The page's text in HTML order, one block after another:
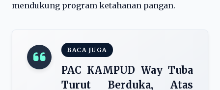
mendukung program ketahanan pangan.
BACA JUGA
PAC KAMPUD Way Tuba
Turut Berduka, Atas